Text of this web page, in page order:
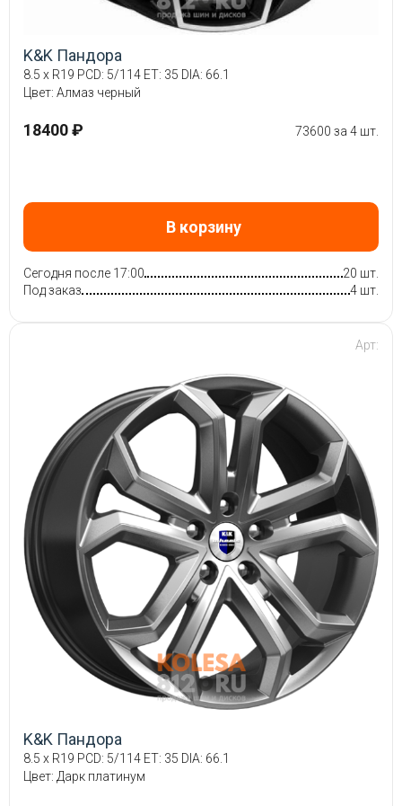
K&K Пандора
8.5 x R19 PCD: 5/114 ET: 35 DIA: 66.1
Цвет: Алмаз черный
18400 ₽ 73600 за 4 шт.
В корзину
Сегодня после 17:00
20 шт.
Под заказ
4 шт.
Арт:
K&K Пандора
8.5 x R19 PCD: 5/114 ET: 35 DIA: 66.1
Цвет: Дарк платинум